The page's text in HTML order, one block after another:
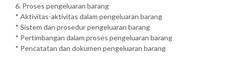
6. Proses pengeluaran barang
* Aktivitas-aktivitas dalam pengeluaran barang
* Sistem dan prosedur pengeluaran barang
* Pertimbangan dalam proses pengeluaran barang
* Pencatatan dan dokumen pengeluaran barang